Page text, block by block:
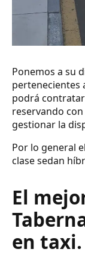
Ponemos a su
pertenecientes
podrá contratar
reservando
gestionar la
Por lo general
clase sedan
El
en taxi.